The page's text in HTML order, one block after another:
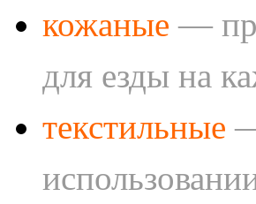
кожаные—
для езды на
текстильные